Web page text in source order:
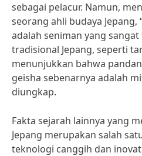
sebagai pelacur. Namun,
seorang ahli budaya Jepang,
adalah seniman yang
tradisional Jepang, seperti
menunjukkan bahwa
geisha sebenarnya adalah
diungkap.
Fakta sejarah lainnya yang
Jepang merupakan salah
teknologi canggih dan